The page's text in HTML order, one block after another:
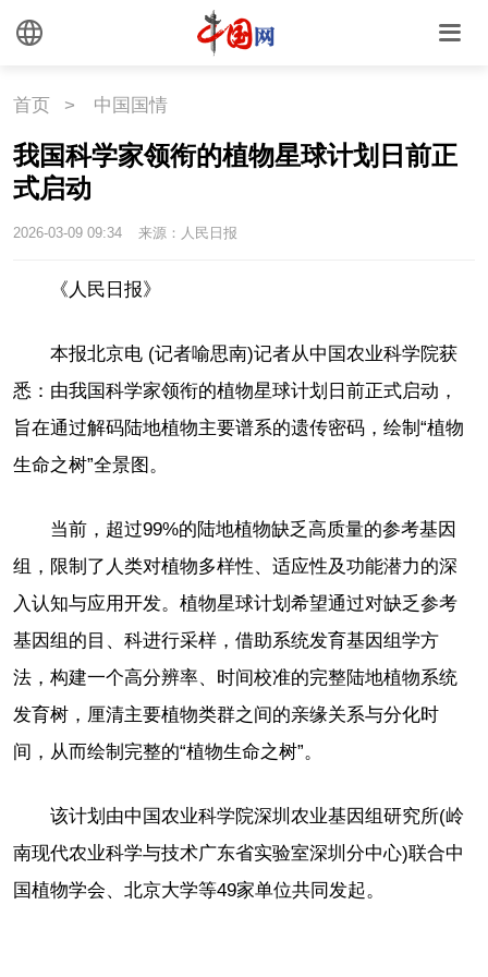
国情
国情 助残 一带一路
联盟
首页 > 中国国情
我国科学家领衔的植物星球计划日前正
式启动
2026-03-09 09:34 来源：人民日报
《人民日报》
本报北京电 (记者喻思南)记者从中国农业科学院获
悉：由我国科学家领衔的植物星球计划日前正式启动，
旨在通过解码陆地植物主要谱系的遗传密码，绘制“植物
生命之树”全景图。
当前，超过99%的陆地植物缺乏高质量的参考基因
组，限制了人类对植物多样性、适应性及功能潜力的深
入认知与应用开发。植物星球计划希望通过对缺乏参考
基因组的目、科进行采样，借助系统发育基因组学方
法，构建一个高分辨率、时间校准的完整陆地植物系统
发育树，厘清主要植物类群之间的亲缘关系与分化时
间，从而绘制完整的“植物生命之树”。
该计划由中国农业科学院深圳农业基因组研究所(岭
南现代农业科学与技术广东省实验室深圳分中心)联合中
国植物学会、北京大学等49家单位共同发起。